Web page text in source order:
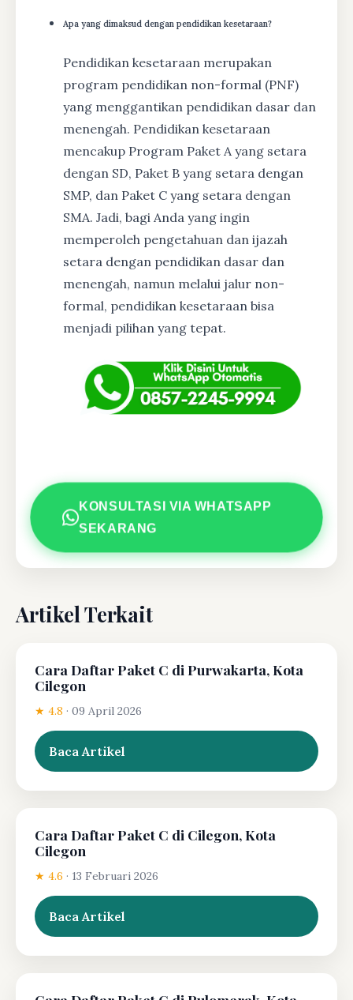
Apa yang dimaksud dengan pendidikan kesetaraan?
Pendidikan kesetaraan merupakan
program pendidikan non-formal (PNF)
yang menggantikan pendidikan dasar dan
menengah. Pendidikan kesetaraan
mencakup Program Paket A yang setara
dengan SD, Paket B yang setara dengan
SMP, dan Paket C yang setara dengan
SMA. Jadi, bagi Anda yang ingin
memperoleh pengetahuan dan ijazah
setara dengan pendidikan dasar dan
menengah, namun melalui jalur non-
formal, pendidikan kesetaraan bisa
menjadi pilihan yang tepat.
KONSULTASI VIA WHATSAPP
SEKARANG
Artikel Terkait
Cara Daftar Paket C di Purwakarta, Kota
Cilegon
★ 4.8 · 09 April 2026
Baca Artikel
Cara Daftar Paket C di Cilegon, Kota
Cilegon
★ 4.6 · 13 Februari 2026
Baca Artikel